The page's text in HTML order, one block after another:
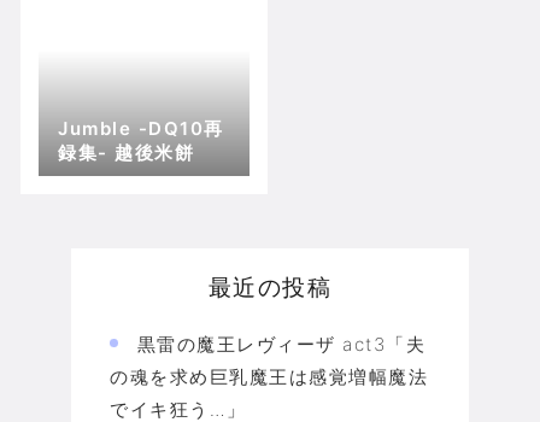
Jumble -DQ10再
録集- 越後米餅
最近の投稿
黒雷の魔王レヴィーザ act3「夫
の魂を求め巨乳魔王は感覚増幅魔法
でイキ狂う…」